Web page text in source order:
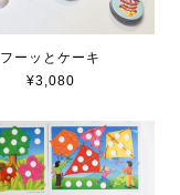
フーッとケーキ
¥3,080